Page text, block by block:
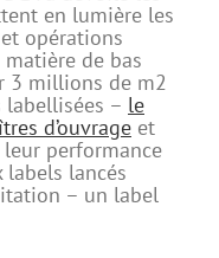
en lumière les
opérations
de bas
3 millions de m2
– le
d’ouvrage et
performance
labels lancés
– un label